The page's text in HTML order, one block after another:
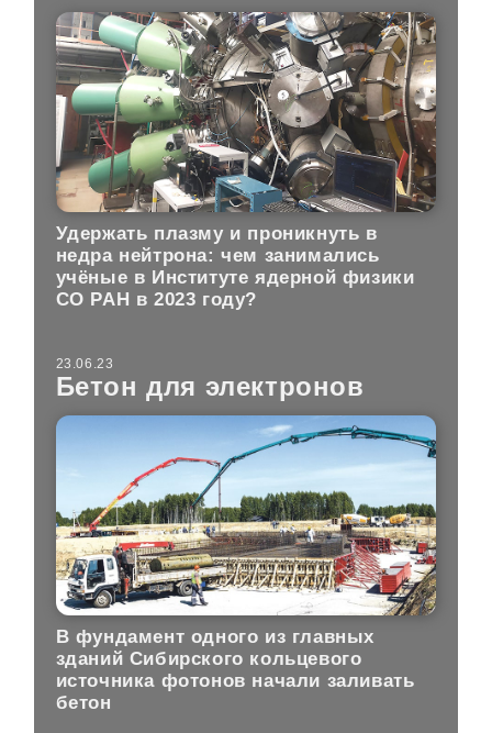
Удержать плазму и проникнуть в
недра нейтрона: чем занимались
учёные в Институте ядерной физики
СО РАН в 2023 году?
23.06.23
Бетон для электронов
В фундамент одного из главных
зданий Сибирского кольцевого
источника фотонов начали заливать
бетон